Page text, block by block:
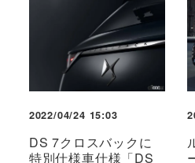
2022/04/24 15:03
DS 7クロスバックに
特別仕様車仕様「DS